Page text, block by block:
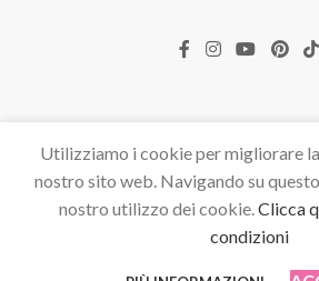
Utilizziamo i cookie per migliorare
nostro sito web. Navigando su
nostro utilizzo dei cookie. Clicca
condizioni